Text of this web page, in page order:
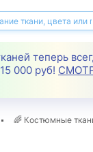
теперь
000 руб!
🌈 Костюмные